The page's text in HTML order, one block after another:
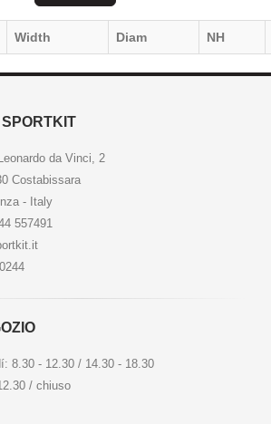
Width Diam NH
da Vinci, 2
Costabissara
- Italy
557491
8.30 - 12.30 / 14.30 - 18.30
/ chiuso